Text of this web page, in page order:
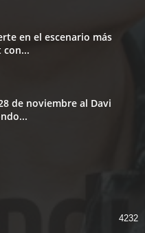
en el escenario más
con...
de noviembre al Davi
4232